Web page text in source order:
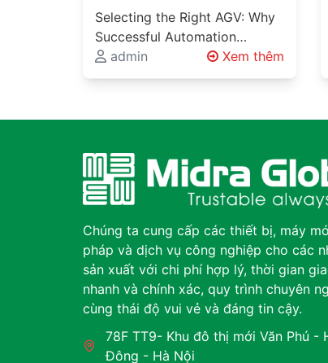
Automation Requires
More Than Choosing a
Vehicle
Selecting the Right AGV: Why
Successful Automation
Requires More Than Choosing
a Vehicle Automated Guided
admin Xem thêm
Chúng ta cung cấp các thiết bị, máy
pháp và dịch vụ công nghiệp cho các
sản xuất với chi phí hợp lý, thời gian
nhanh và chính xác, quy trình chuyên
cùng thái độ vui vẻ và đáng tin cậy.
78F TT9- Khu đô thị mới Văn Phú -
Đông - Hà Nội